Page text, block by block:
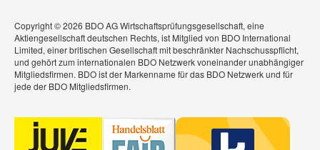
Copyright © 2026 BDO AG Wirtschaftsprüfungsgesellschaft, eine
Aktiengesellschaft deutschen Rechts, ist Mitglied von BDO International
Limited, einer britischen Gesellschaft mit beschränkter Nachschusspflicht,
und gehört zum internationalen BDO Netzwerk voneinander unabhängiger
Mitgliedsfirmen. BDO ist der Markenname für das BDO Netzwerk und für
jede der BDO Mitgliedsfirmen.